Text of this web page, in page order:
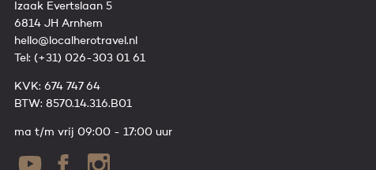
Izaak Evertslaan 5
6814 JH Arnhem
hello@localherotravel.nl
Tel: (+31) 026-303 01 61
KVK: 674 747 64
BTW: 8570.14.316.B01
ma t/m vrij 09:00 - 17:00 uur